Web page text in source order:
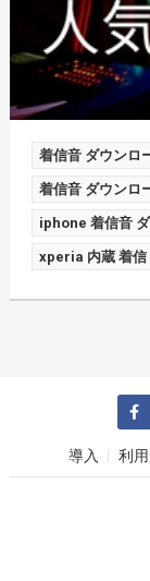
着信音 ダウンロ
着信音 ダウンロ
iphone 着信音
xperia 内蔵 着信
導入 利